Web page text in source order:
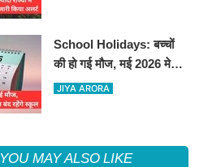
School Holidays: बच्चों
की हो गई मौज, मई 2026 मे
इतने दिन बंद रहेंगे स्कूल
JIYA ARORA
YOU MAY ALSO LIKE